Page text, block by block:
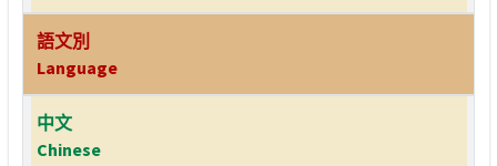
語文別
Language
中文
Chinese